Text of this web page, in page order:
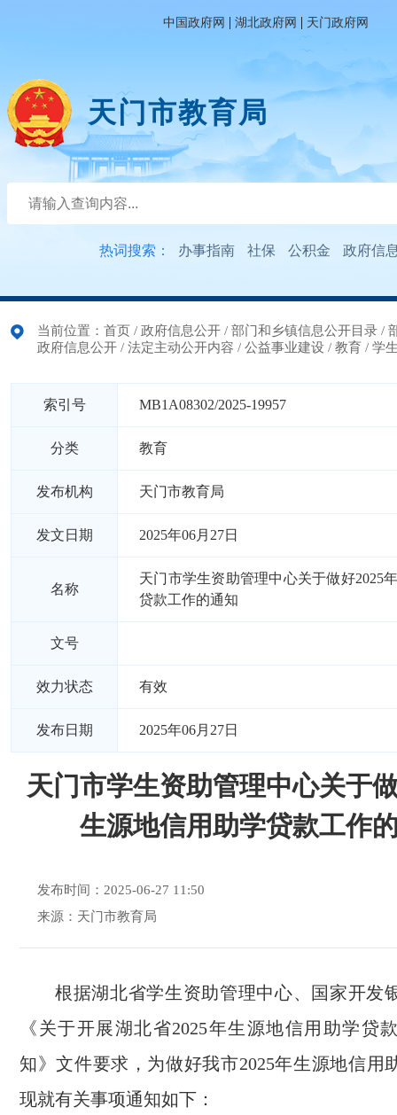
中国政府网 | 湖北政府网 | 天门政府网
天门市教育局
热词搜索： 办事指南 社保 公积金 政府信
当前位置： 首页 / 政府信息公开 / 部门和乡镇信息公开目录 /
政府信息公开 / 法定主动公开内容 / 公益事业建设 / 教育 / 学
索引号 MB1A08302/2025-19957
分类 教育
发布机构 天门市教育局
发文日期 2025年06月27日
名称
天门市学生资助管理中心关于做好2025
贷款工作的通知
文号
效力状态 有效
发布日期 2025年06月27日
天门市学生资助管理中心关于
生源地信用助学贷款工作
发布时间：2025-06-27 11:50
来源：天门市教育局
根据湖北省学生资助管理中心、国家开发
《关于开展湖北省2025年生源地信用助学贷
知》文件要求，为做好我市2025年生源地信用
现就有关事项通知如下：